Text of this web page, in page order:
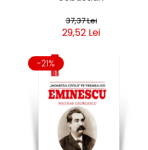
37,37 Lei
29,52 Lei
-21%